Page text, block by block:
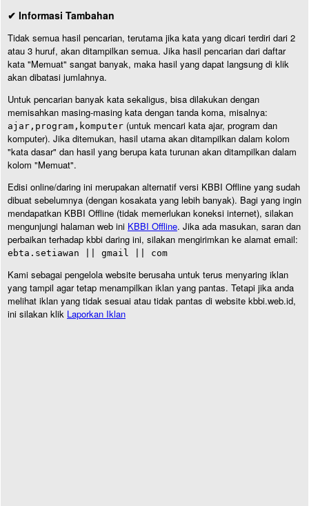
✔ Informasi Tambahan
Tidak semua hasil pencarian, terutama jika kata yang dicari terdiri dari 2
atau 3 huruf, akan ditampilkan semua. Jika hasil pencarian dari daftar
kata "Memuat" sangat banyak, maka hasil yang dapat langsung di klik
akan dibatasi jumlahnya.
Untuk pencarian banyak kata sekaligus, bisa dilakukan dengan
memisahkan masing-masing kata dengan tanda koma, misalnya:
ajar,program,komputer (untuk mencari kata ajar, program dan
komputer). Jika ditemukan, hasil utama akan ditampilkan dalam kolom
"kata dasar" dan hasil yang berupa kata turunan akan ditampilkan dalam
kolom "Memuat".
Edisi online/daring ini merupakan alternatif versi KBBI Offline yang sudah
dibuat sebelumnya (dengan kosakata yang lebih banyak). Bagi yang ingin
mendapatkan KBBI Offline (tidak memerlukan koneksi internet), silakan
mengunjungi halaman web ini KBBI Offline. Jika ada masukan, saran dan
perbaikan terhadap kbbi daring ini, silakan mengirimkan ke alamat email:
ebta.setiawan || gmail || com
Kami sebagai pengelola website berusaha untuk terus menyaring iklan
yang tampil agar tetap menampilkan iklan yang pantas. Tetapi jika anda
melihat iklan yang tidak sesuai atau tidak pantas di website kbbi.web.id,
ini silakan klik Laporkan Iklan